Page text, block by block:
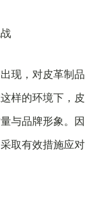
现，对皮革制品
样的环境下，皮
与品牌形象。因
取有效措施应对